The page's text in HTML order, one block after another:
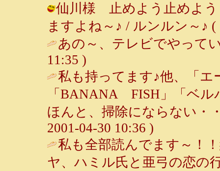
仙川様 止めよう止めよう
ますよね～♪ / ルンルン～♪ (
あの～、テレビでやって
11:35 )
私も持ってます♪他、「
「BANANA FISH」「ベル
ほんと、掃除にならない・
2001-04-30 10:36 )
私も全部読んでます～！
ヤ、ハミル氏と亜弓の恋の